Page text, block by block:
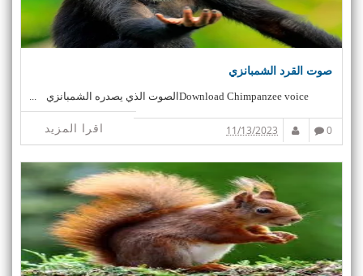
صوت القرد الشمبانزي
Download Chimpanzee voiceالصوت الذي يصدره الشمبانزي ...
اقرا المزيد 0
11/13/2023